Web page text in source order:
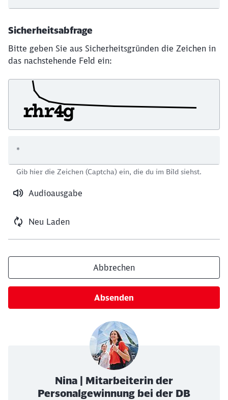
Sicherheitsabfrage
Bitte geben Sie aus Sicherheitsgründen die Zeichen in
das nachstehende Feld ein:
Audioausgabe
Neu Laden
*
Gib hier die Zeichen (Captcha) ein, die du im Bild siehst.
Abbrechen
Absenden
Nina | Mitarbeiterin der
Personalgewinnung bei der DB
Schließen
Möchten Sie zuweitergeleitet